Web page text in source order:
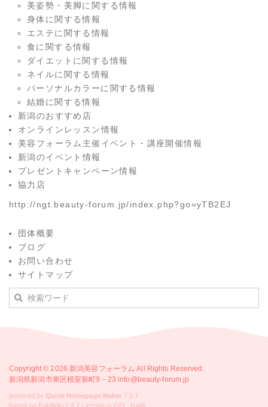
美姿勢・美脚に関する情報
身体に関する情報
エステに関する情報
食に関する情報
ダイエットに関する情報
ネイルに関する情報
パーソナルカラーに関する情報
結婚に関する情報
新潟のおすすめ店
オンラインレッスン情報
美容フォーラム主催イベント・講座開催情報
新潟のイベント情報
プレゼントキャンペーン情報
協力店
http://ngt.beauty-forum.jp/index.php?go=yTB2EJ
団体概要
ブログ
お問い合わせ
サイトマップ
Copyright © 2026 新潟美容フォーラム All Rights Reserved.
新潟県新潟市東区根室新町9－23 info@beauty-forum.jp
powered byQuick Homepage Maker 7.3.7
based on PukiWiki 1.4.7 License is GPL. HAIK